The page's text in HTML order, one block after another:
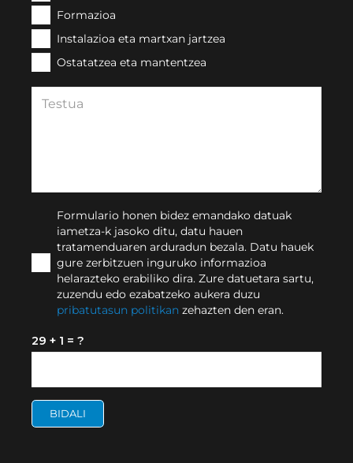
Formazioa
Instalazioa eta martxan jartzea
Ostatatzea eta mantentzea
Formulario honen bidez emandako datuak
iametza-k jasoko ditu, datu hauen
tratamenduaren arduradun bezala. Datu hauek
gure zerbitzuen inguruko informazioa
helarazteko erabiliko dira. Zure datuetara sartu,
zuzendu edo ezabatzeko aukera duzu
pribatutasun politikan zehazten den eran.
29 + 1 = ?
BIDALI